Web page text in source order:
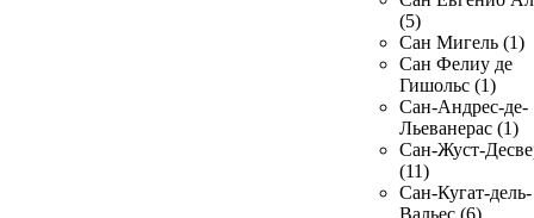
(5)
Сан Мигель (1)
Сан Фелиу де
Гишольс (1)
Сан-Андрес-де-
Льеванерас (1)
Сан-Жуст-
(11)
Сан-Кугат-дель-
Вальес (6)